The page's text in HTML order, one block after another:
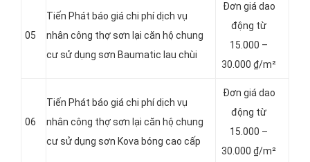
05
Tiến Phát báo giá chi phí dịch vụ
nhân công thợ sơn lại căn hộ chung
cư sử dụng sơn Baumatic lau chùi
Đơn giá dao
động từ
15.000 –
30.000 ₫/m²
06
Tiến Phát báo giá chi phí dịch vụ
nhân công thợ sơn lại căn hộ chung
cư sử dụng sơn Kova bóng cao cấp
Đơn giá dao
động từ
15.000 –
30.000 ₫/m²